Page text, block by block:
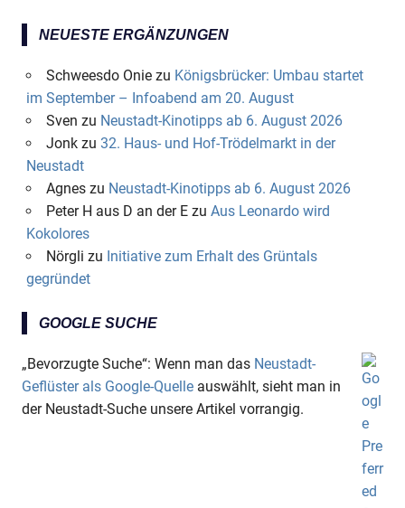
NEUESTE ERGÄNZUNGEN
Schweesdo Oniezu Königsbrücker: Umbau startet
im September – Infoabend am 20. August
Sven zu Neustadt-Kinotipps ab 6. August 2026
Jonkzu 32. Haus- und Hof-Trödelmarkt in der
Neustadt
Agneszu Neustadt-Kinotipps ab 6. August 2026
Peter H aus D an der Ezu Aus Leonardo wird
Kokolores
Nörgli zu Initiative zum Erhalt des Grüntals
gegründet
GOOGLE SUCHE
„Bevorzugte Suche“: Wenn man das Neustadt-
Geflüster als Google-Quelle auswählt, sieht man in
der Neustadt-Suche unsere Artikel vorrangig.